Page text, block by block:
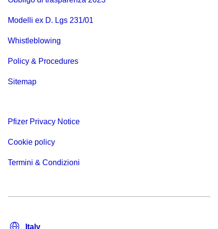
Modelli ex D. Lgs 231/01
Whistleblowing
Policy & Procedures
Sitemap
Pfizer Privacy Notice
Cookie policy
Termini & Condizioni